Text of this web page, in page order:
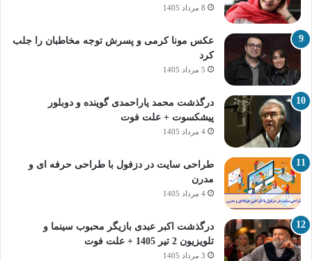
8 مرداد 1405
عکس مونا کرمی و پسرش توجه مخاطبان را جلب
کرد
5 مرداد 1405
درگذشت محمد یاراحمدی گوینده و دوبلور
پیشکسوت + علت فوت
4 مرداد 1405
طراحی سایت در دزفول با طراحی حرفه‌ ای و
مدرن
4 مرداد 1405
درگذشت اکبر عبدی بازیگر محبوب سینما و
تلویزیون 2 تیر 1405 + علت فوت
3 مرداد 1405